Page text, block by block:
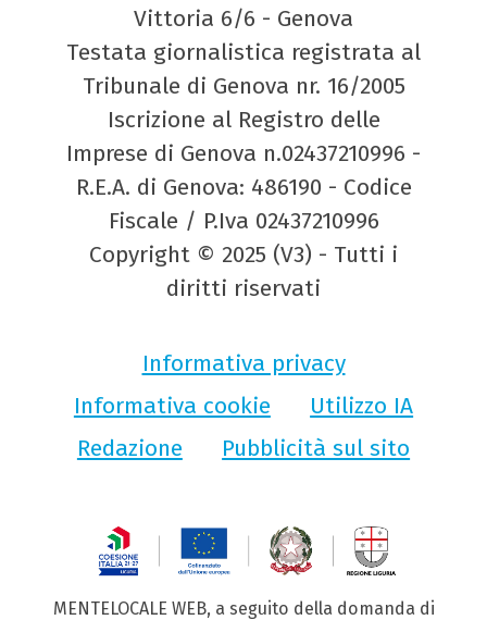
Vittoria 6/6 - Genova
Testata giornalistica registrata al
Tribunale di Genova nr. 16/2005
Iscrizione al Registro delle
Imprese di Genova n.02437210996 -
R.E.A. di Genova: 486190 - Codice
Fiscale / P.Iva 02437210996
Copyright © 2025 (V3) - Tutti i
diritti riservati
Informativa privacy
Informativa cookie
Utilizzo IA
Redazione
Pubblicità sul sito
MENTELOCALE WEB, a seguito della domanda di